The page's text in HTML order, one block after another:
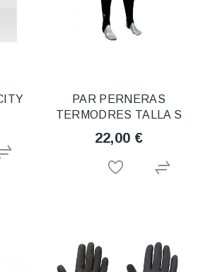
PAR PERNERAS
TERMODRES TALLA S
22,00 €